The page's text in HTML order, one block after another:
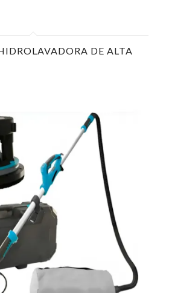
DE ALTA